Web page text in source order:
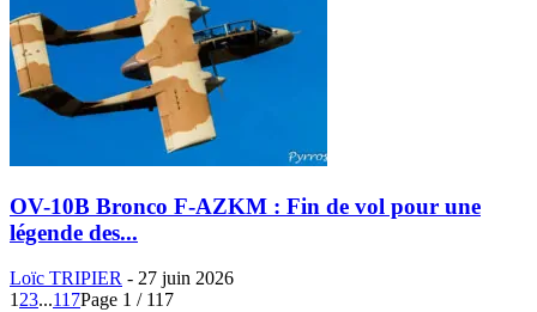
OV-10B Bronco F-AZKM : Fin de vol pour une
légende des...
Loïc TRIPIER - 27 juin 2026
1 23...117Page 1 / 117